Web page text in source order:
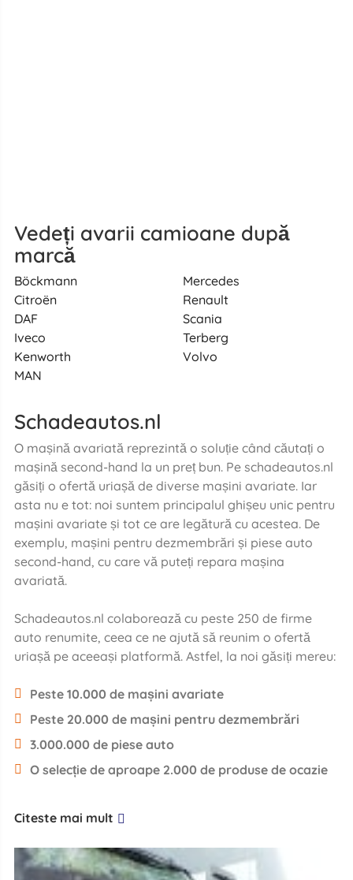
Vedeți avarii camioane după
marcă
Böckmann
Citroën
DAF
Iveco
Kenworth
MAN
Mercedes
Renault
Scania
Terberg
Volvo
Schadeautos.nl
O mașină avariată reprezintă o soluție când căutați o
mașină second-hand la un preț bun. Pe schadeautos.nl
găsiți o ofertă uriașă de diverse mașini avariate. Iar
asta nu e tot: noi suntem principalul ghișeu unic pentru
mașini avariate și tot ce are legătură cu acestea. De
exemplu, mașini pentru dezmembrări și piese auto
second-hand, cu care vă puteți repara mașina
avariată.
Schadeautos.nl colaborează cu peste 250 de firme
auto renumite, ceea ce ne ajută să reunim o ofertă
uriașă pe aceeași platformă. Astfel, la noi găsiți mereu:
Peste 10.000 de mașini avariate
Peste 20.000 de mașini pentru dezmembrări
3.000.000 de piese auto
O selecție de aproape 2.000 de produse de ocazie
Citeste mai mult